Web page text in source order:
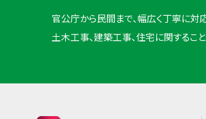
官公庁から民間まで、幅広く丁寧に対
土木工事、建築工事、住宅に関するこ